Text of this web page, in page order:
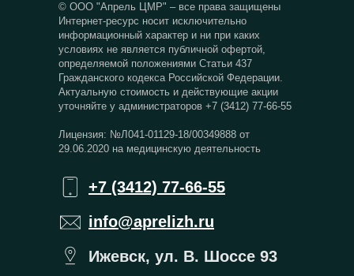
+7 (3412) 77-66-55
info@aprelizh.ru
Ижевск, ул. В. Шоссе 93
© ООО "Апрель ЦМР" – все права защищены
Интернет-ресурс носит исключительно
информационный характер и ни при каких
условиях не является публичной офертой,
определяемой положениями Статьи 437
Гражданского кодекса Российской Федерации.
Актуальную стоимость и действующие акции
уточняйте у администраторов +7 (3412) 77-66-55
Лицензия: №Л041-01129-18/00349888 от
29.06.2020 на медицинскую деятельность